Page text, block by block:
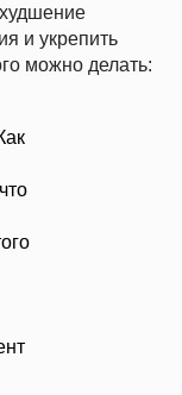
и укрепить
можно делать: